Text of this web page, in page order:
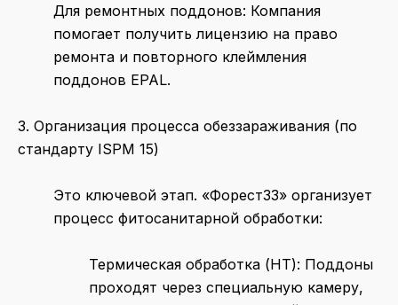
Для ремонтных поддонов: Компания
помогает получить лицензию на право
ремонта и повторного клеймления
поддонов EPAL.
3. Организация процесса обеззараживания (по
стандарту ISPM 15)
Это ключевой этап. «Форест33» организует
процесс фитосанитарной обработки:
Термическая обработка (HT): Поддоны
проходят через специальную камеру,